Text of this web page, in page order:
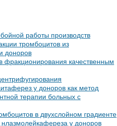
работы производств
тромбоцитов из
доноров
фракционирования качественным
у доноров как метод
терапии больных с
в двухслойном градиенте
у доноров